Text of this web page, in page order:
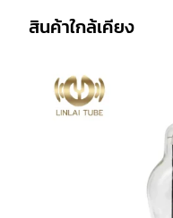
สินค้าใกล้เคียง